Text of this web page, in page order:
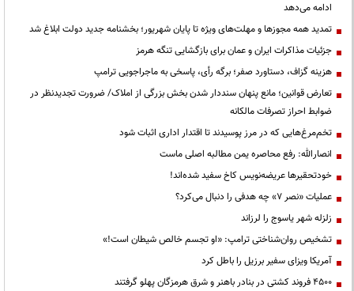
ادامه می‌دهد
تمدید همه مجوزها و مهلت‌های ویژه تا پایان شهریور؛ بخشنامه جدید دولت ابلاغ شد
جزئیات مذاکرات ایران و عمان برای بازگشایی تنگه هرمز
هزینه گزاف، دستاورد صفر؛ برگه رأی، پاسخی به ماجراجویی ترامپ
تعارض قوانین؛ مانع پنهان سنددار شدن بخش بزرگی از املاک/ ضرورت تجدیدنظر در
ضوابط احراز تصرفات مالکانه
تخم‌مرغ‌هایی که در مرز پوسیدند تا اقتدار اداری اثبات شود
انصارالله: رفع محاصره یمن مطالبه اصلی ماست
خودتحقیرها عریضه‌نویس کاخ سفید شده‌اند!
عملیات «نصر ۷» چه هدفی را دنبال می‌کرد؟
زلزله شهر یاسوج را لرزاند
تشخیص روان‌شناختی ترامپ: «او تجسم خالص شیطان است!»
آمریکا ویزای سفیر برزیل را باطل کرد
۴۵۰۰ فروند کشتی در بنادر باهنر و شرق هرمزگان پهلو گرفتند